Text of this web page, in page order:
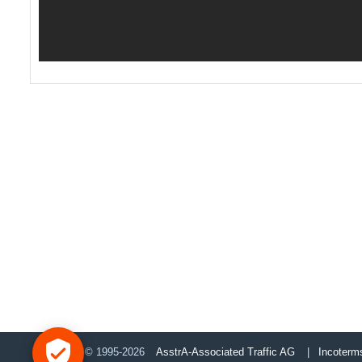
© 1995-2026 AsstrA-Associated Traffic AG